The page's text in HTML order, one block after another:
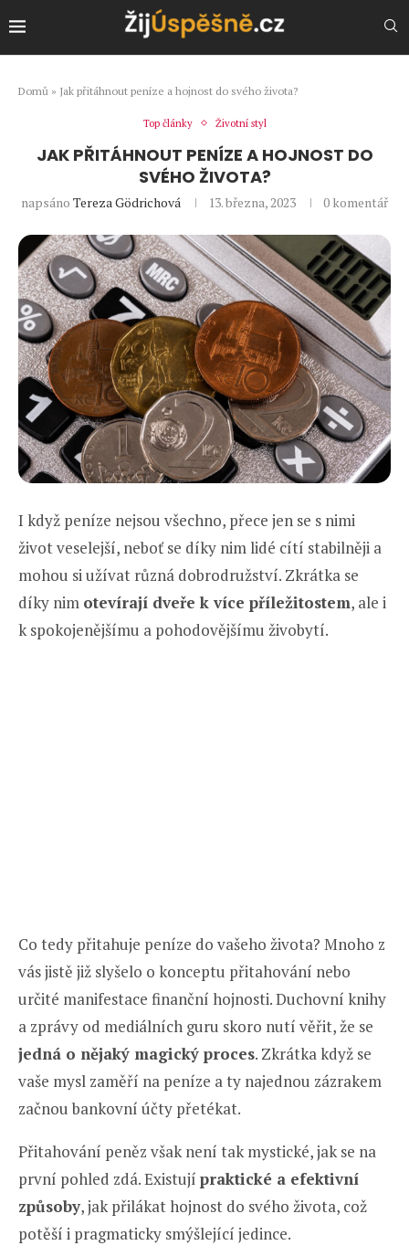
Domů » Jak přitáhnout peníze a hojnost do svého života?
Top články Životní styl
JAK PŘITÁHNOUT PENÍZE A HOJNOST DO
SVÉHO ŽIVOTA?
napsáno Tereza Gödrichová 13. března, 2023 0 komentář
I když peníze nejsou všechno, přece jen se s nimi
život veselejší, neboť se díky nim lidé cítí stabilněji a
mohou si užívat různá dobrodružství. Zkrátka se
díky nim otevírají dveře k více příležitostem, ale i
k spokojenějšímu a pohodovějšímu živobytí.
Co tedy přitahuje peníze do vašeho života? Mnoho z
vás jistě již slyšelo o konceptu přitahování nebo
určité manifestace finanční hojnosti. Duchovní knihy
a zprávy od mediálních guru skoro nutí věřit, že se
jedná o nějaký magický proces. Zkrátka když se
vaše mysl zaměří na peníze a ty najednou zázrakem
začnou bankovní účty přetékat.
Přitahování peněz však není tak mystické, jak se na
první pohled zdá. Existují praktické a efektivní
způsoby, jak přilákat hojnost do svého života, což
potěší i pragmaticky smýšlející jedince.